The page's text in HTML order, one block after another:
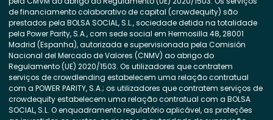
de financiamento colaborativo de capital (crowdequity) são
prestados pela BOLSA SOCIAL, S.L., sociedade detida na totalidade
pela Power Parity, S.A., com sede social em Hermosilla 48, 28001
Madrid (Espanha), autorizada e supervisionada pela Comisión
Nacional del Mercado de Valores (CNMV) ao abrigo do
Regulamento (UE) 2020/1503. Os utilizadores que contratem
serviços de crowdlending estabelecem uma relação contratual
com a POWER PARITY, S.A.; os utilizadores que contratem serviços de
crowdequity estabelecem uma relação contratual com a BOLSA
SOCIAL, S.L. O enquadramento regulatório aplicável, as proteções